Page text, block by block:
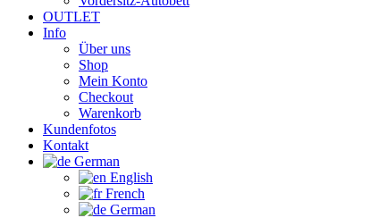
OUTLET
Info
Über uns
Shop
Mein Konto
Checkout
Warenkorb
Kundenfotos
Kontakt
German
English
French
German